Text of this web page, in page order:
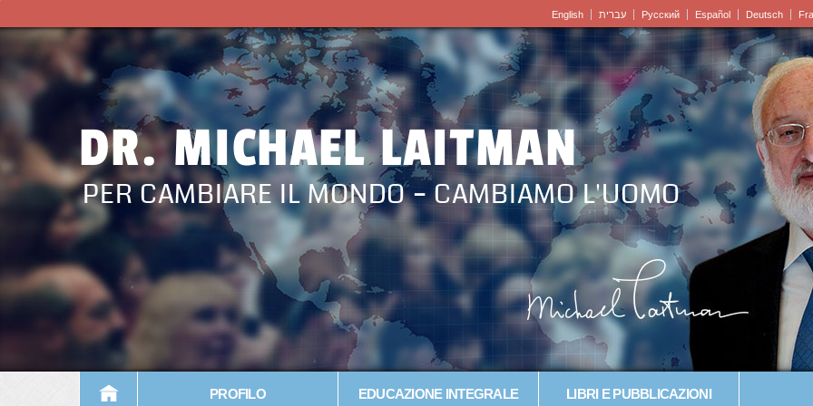
English עברית Pусский Español Deutsch
DR. MICHAEL LAITMAN
PER CAMBIARE IL MONDO – CAMBIAMO L'UOMO
PROFILO EDUCAZIONE INTEGRALE LIBRI E PUBBLICAZIONI